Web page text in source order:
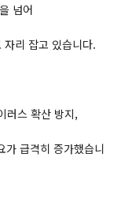
넘어
리 잡고 있습니다.
러스 확산 방지,
가 급격히 증가했습니